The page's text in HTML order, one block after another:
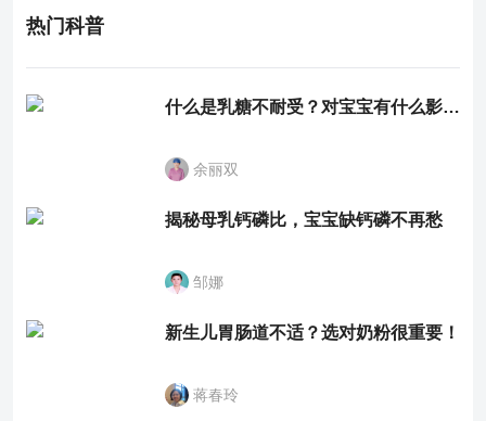
热门科普
什么是乳糖不耐受？对宝宝有什么影响？
余丽双
揭秘母乳钙磷比，宝宝缺钙磷不再愁
邹娜
新生儿胃肠道不适？选对奶粉很重要！
蒋春玲